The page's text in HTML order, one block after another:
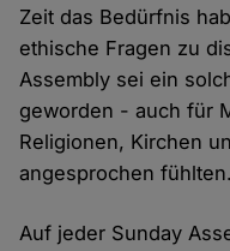
Zeit das Bedürfnis
ethische Fragen zu
Assembly sei ein
geworden - auch für
Religionen, Kirchen
angesprochen fühlten.
Auf jeder Sunday